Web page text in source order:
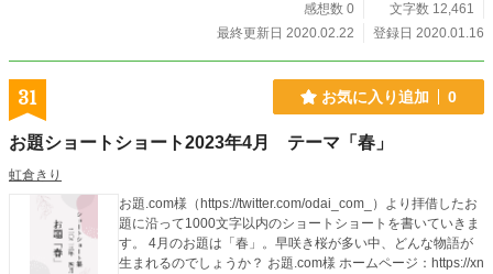
感想数 0
文字数 12,461
最終更新日 2020.02.22
登録日 2020.01.16
31 お気に入り追加 0
お題ショートショート2023年4月 テーマ「春」
虹倉きり
お題.com様（https://twitter.com/odai_com_）より拝借したお
題に沿って1000文字以内のショートショートを書いていきま
す。 4月のお題は「春」。早咲き桜が多い中、どんな物語が
生まれるのでしょうか？ お題.com様 ホームページ：https://xn